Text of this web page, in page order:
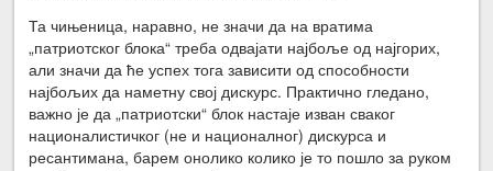
Та чињеница, наравно, не значи да на вратима
„патриотског блока“ треба одвајати најбоље од најгорих,
али значи да ће успех тога зависити од способности
најбољих да наметну свој дискурс. Практично гледано,
важно је да „патриотски“ блок настаје изван сваког
националистичког (не и националног) дискурса и
ресантимана, барем онолико колико је то пошло за руком